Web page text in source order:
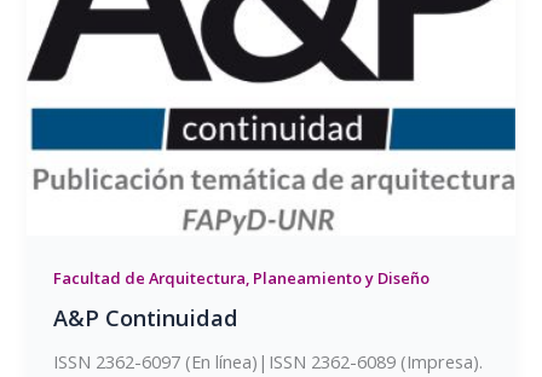
Facultad de Arquitectura, Planeamiento y Diseño
A&P Continuidad
ISSN 2362-6097 (En línea)|ISSN 2362-6089 (Impresa).